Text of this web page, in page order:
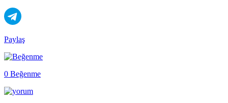
Paylaş
0 Beğenme